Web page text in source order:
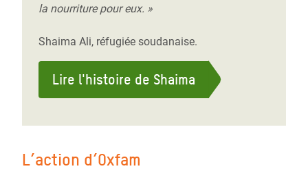
la nourriture pour eux. »
Shaima Ali, réfugiée soudanaise.
Lire l'histoire de Shaima
L’action d’Oxfam